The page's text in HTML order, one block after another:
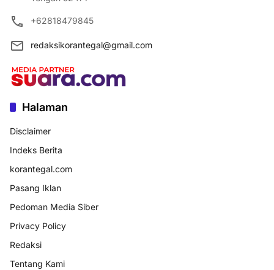
+62818479845
redaksikorantegal@gmail.com
Halaman
Disclaimer
Indeks Berita
korantegal.com
Pasang Iklan
Pedoman Media Siber
Privacy Policy
Redaksi
Tentang Kami